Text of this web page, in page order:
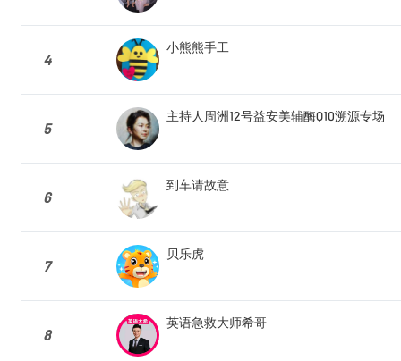
4
小熊熊手工
5
主持人周洲12号益安美辅酶Q10溯源专场
6
到车请故意
7
贝乐虎
8
英语急救大师希哥